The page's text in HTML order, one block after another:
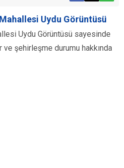
Uydu Görüntüsü
Uydu Görüntüsü sayesinde
şehirleşme durumu hakkında